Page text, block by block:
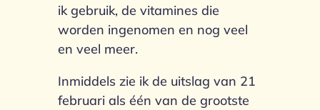
ik gebruik, de vitamines die
worden ingenomen en nog veel
en veel meer.
Inmiddels zie ik de uitslag van 21
februari als één van de grootste